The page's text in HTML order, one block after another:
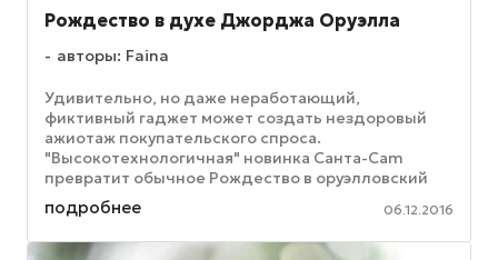
Рождество в духе Джорджа Оруэлла
авторы: Faina
Удивительно, но даже неработающий,
фиктивный гаджет может создать нездоровый
ажиотаж покупательского спроса.
"Высокотехнологичная" новинка Санта-Cam
превратит обычное Рождество в оруэлловский
кошмар образца 1984 года для каждого ребенка,
покорно ...
подробнее 06.12.2016